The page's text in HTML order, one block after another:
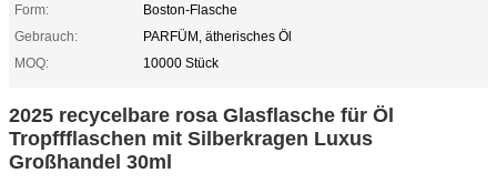
Form:
Boston-Flasche
Gebrauch:
PARFÜM, ätherisches Öl
MOQ:
10000 Stück
2025 recycelbare rosa Glasflasche für Öl
Tropffflaschen mit Silberkragen Luxus
Großhandel 30ml